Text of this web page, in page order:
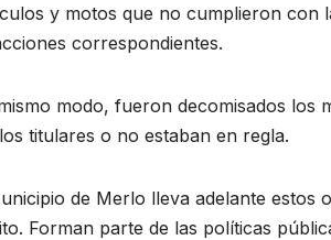
y motos que no cumplieron con
correspondientes.
modo, fueron decomisados los
titulares o no estaban en regla.
de Merlo lleva adelante
Forman parte de las políticas